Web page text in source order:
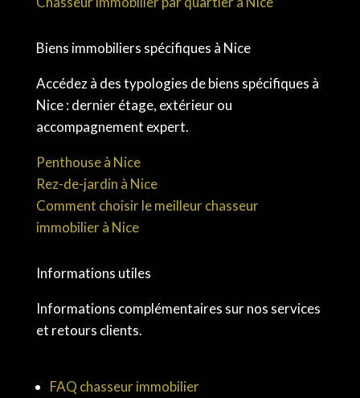
Biens immobiliers spécifiques à Nice
Accédez à des typologies de biens spécifiques à
Nice : dernier étage, extérieur ou
accompagnement expert.
Penthouse à Nice
Rez-de-jardin à Nice
Comment choisir le meilleur chasseur
immobilier à Nice
Informations utiles
Informations complémentaires sur nos services
et retours clients.
FAQ chasseur immobilier